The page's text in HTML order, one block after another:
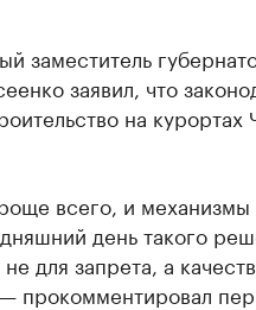
заместитель
заявил, что
на
всего, и
день такого
для запрета, а
прокомментировал